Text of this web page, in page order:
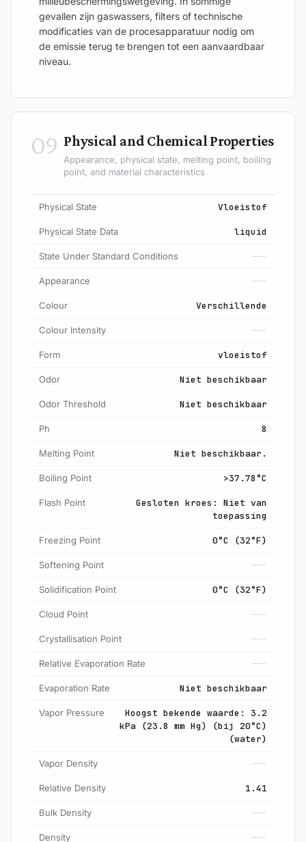
gevallen zijn gaswassers, filters of technische
modificaties van de procesapparatuur nodig om
de emissie terug te brengen tot een aanvaardbaar
niveau.
09 Physical and Chemical Properties
Appearance, physical state, melting point, boiling
point, and material characteristics
Physical State Vloeistof
Physical State Data liquid
State Under Standard Conditions ---
Appearance ---
Colour Verschillende
Colour Intensity ---
Form vloeistof
Odor Niet beschikbaar
Odor Threshold Niet beschikbaar
Ph 8
Melting Point Niet beschikbaar.
Boiling Point >37.78°C
Flash Point
Gesloten kroes: Niet van
toepassing
Freezing Point 0°C (32°F)
Softening Point ---
Solidification Point 0°C (32°F)
Cloud Point ---
Crystallisation Point ---
Relative Evaporation Rate ---
Evaporation Rate Niet beschikbaar
Vapor Pressure
Hoogst bekende waarde: 3.2
kPa (23.8 mm Hg) (bij 20°C)
(water)
Vapor Density ---
Relative Density 1.41
Bulk Density ---
Density ---